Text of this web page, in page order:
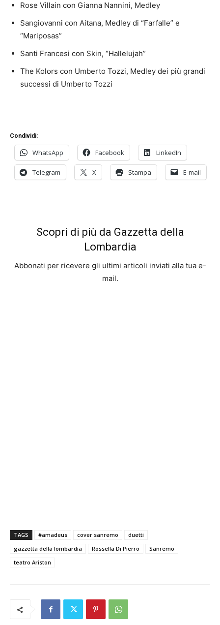
Rose Villain con Gianna Nannini, Medley
Sangiovanni con Aitana, Medley di “Farfalle” e
“Mariposas”
Santi Francesi con Skin, “Hallelujah”
The Kolors con Umberto Tozzi, Medley dei più grandi
successi di Umberto Tozzi
Condividi:
WhatsApp Facebook LinkedIn
Telegram X Stampa E-mail
Scopri di più da Gazzetta della
Lombardia
Abbonati per ricevere gli ultimi articoli inviati alla tua e-
mail.
TAGS #amadeus cover sanremo
duetti
gazzetta della lombardia
Rossella Di Pierro
Sanremo
teatro Ariston